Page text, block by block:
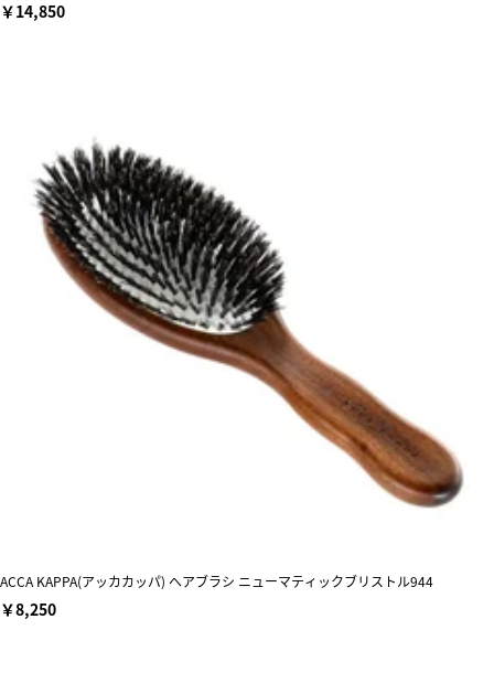
￥14,850
ACCA KAPPA(アッカカッパ) へアブラシ ニューマティックブリストル944
￥8,250